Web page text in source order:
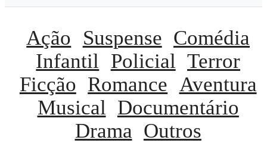
Ação Suspense Comédia
Infantil
Policial Terror
Ficção Romance Aventura
Musical
Documentário
Drama Outros